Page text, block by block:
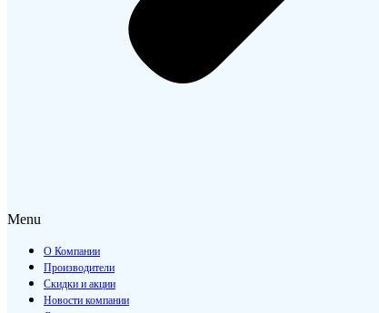
Menu
О Компании
Производители
Скидки и акции
Новости компании